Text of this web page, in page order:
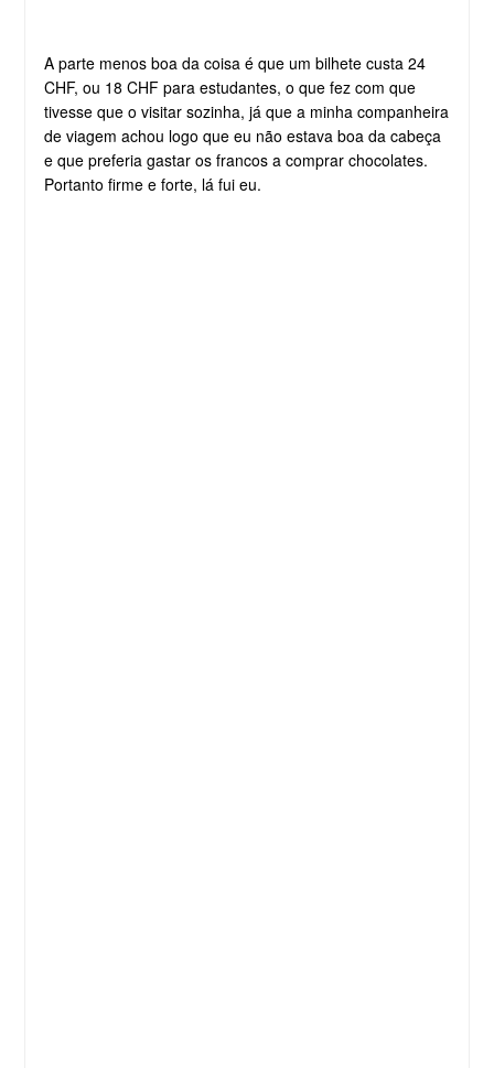
A parte menos boa da coisa é que um bilhete custa 24
CHF, ou 18 CHF para estudantes, o que fez com que
tivesse que o visitar sozinha, já que a minha companheira
de viagem achou logo que eu não estava boa da cabeça
e que preferia gastar os francos a comprar chocolates.
Portanto firme e forte, lá fui eu.